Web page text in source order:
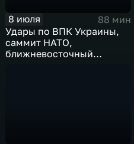
8 июля
88 мин
Удары по ВПК Украины,
саммит НАТО,
ближневосточный